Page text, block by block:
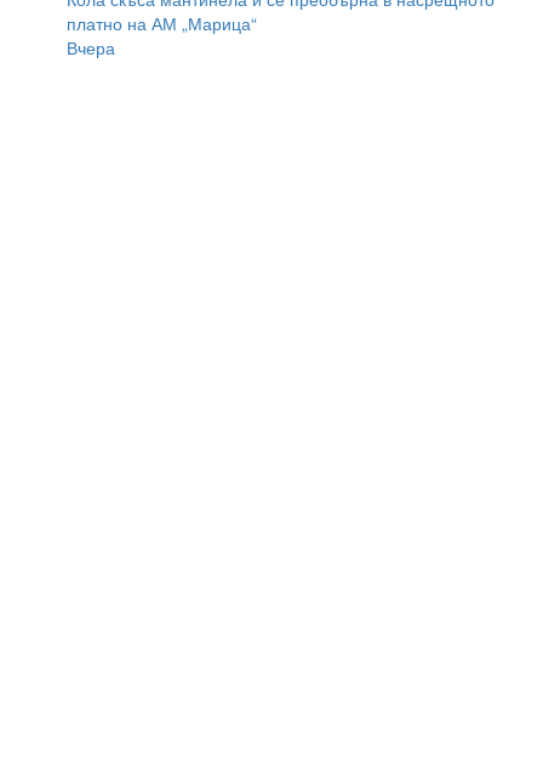
платно на АМ „Марица“
Вчера